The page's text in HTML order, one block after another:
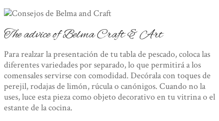
The advice of Belma Craft & Art
Para realzar la presentación de tu tabla de pescado, coloca las
diferentes variedades por separado, lo que permitirá a los
comensales servirse con comodidad. Decórala con toques de
perejil, rodajas de limón, rúcula o canónigos. Cuando no la
uses, luce esta pieza como objeto decorativo en tu vitrina o el
estante de la cocina.